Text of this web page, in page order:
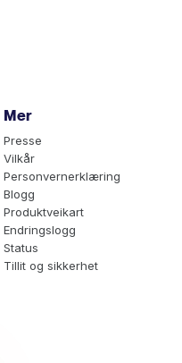
Mer
Presse
Vilkår
Personvernerklæring
Blogg
Produktveikart
Endringslogg
Status
Tillit og sikkerhet